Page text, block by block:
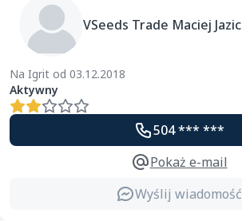
VSeeds Trade Maciej Jazic
Na Igrit od 03.12.2018
Aktywny
504 *** ***
Pokaż e-mail
Wyślij wiadomość